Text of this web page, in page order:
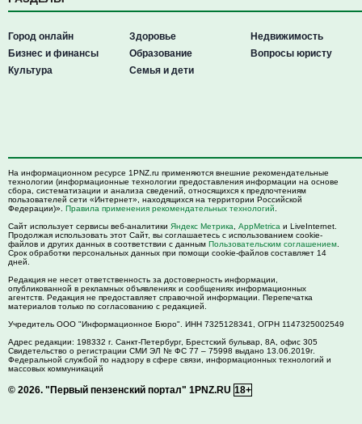
Город онлайн
Бизнес и финансы
Культура
Здоровье
Образование
Семья и дети
Недвижимость
Вопросы юристу
На информационном ресурсе 1PNZ.ru применяются внешние рекомендательные
технологии (информационные технологии предоставления информации на основе
сбора, систематизации и анализа сведений, относящихся к предпочтениям
пользователей сети «Интернет», находящихся на территории Российской
Федерации)». Правила применения рекомендательных технологий
Сайт использует сервисы веб-аналитики Яндекс Метрика AppMetrica и LiveInternet.
Продолжая использовать этот Сайт, вы соглашаетесь с использованием cookie-
файлов и других данных в соответствии с данным Пользовательским соглашением
Срок обработки персональных данных при помощи cookie-файлов составляет 14
дней.
Редакция не несет ответственность за достоверность информации,
опубликованной в рекламных объявлениях и сообщениях информационных
агентств. Редакция не предоставляет справочной информации. Перепечатка
материалов только по согласованию с редакцией.
Учредитель ООО "Информационное Бюро". ИНН 7325128341, ОГРН 1147325002549
Адрес редакции: 198332 г. Санкт-Петербург, Брестский бульвар, 8А, офис 305
Свидетельство о регистрации СМИ ЭЛ № ФС 77 – 75998 выдано 13.06.2019г.
Федеральной службой по надзору в сфере связи, информационных технологий и
массовых коммуникаций
© 2026. "Первый пензенский портал" 1PNZ.RU 18+